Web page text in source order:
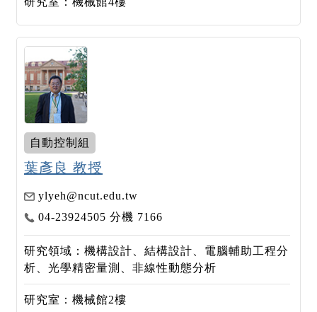
自動控制組
葉彥良 教授
ylyeh@ncut.edu.tw
04-23924505 分機 7166
研究領域：機構設計、結構設計、電腦輔助工程分
析、光學精密量測、非線性動態分析
研究室：機械館2樓